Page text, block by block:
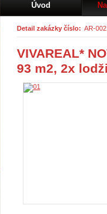
Úvod
Detail zakázky číslo: AR-
VIVAREAL*
93 m2, 2x